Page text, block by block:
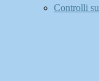
Controlli